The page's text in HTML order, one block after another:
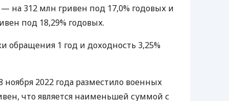
— на 312 млн гривен под 17,0% годовых и
под 18,29% годовых.
обращения 1 год и доходность 3,25%
2022 года разместило военных
что является наименьшей суммой с